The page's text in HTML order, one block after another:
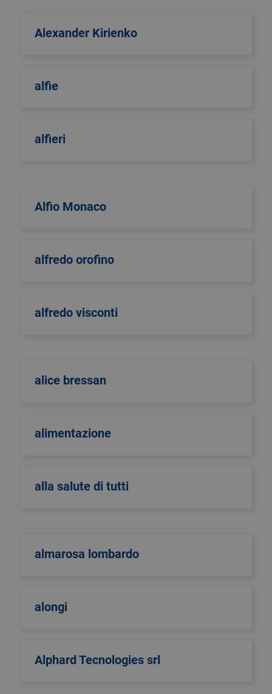
Alexander Kirienko
alfie
alfieri
Alfio Monaco
alfredo orofino
alfredo visconti
alice bressan
alimentazione
alla salute di tutti
almarosa lombardo
alongi
Alphard Tecnologies srl